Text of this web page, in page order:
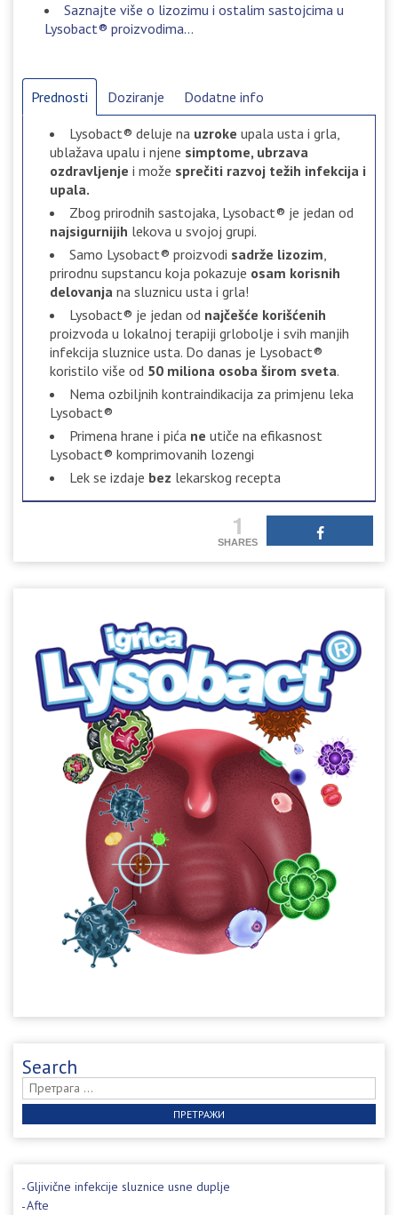
Saznajte više o lizozimu i ostalim sastojcima u
Lysobact® proizvodima...
Prednosti Doziranje Dodatne info
Lysobact® deluje na uzroke upala usta i grla,
ublažava upalu i njene simptome, ubrzava
ozdravljenje i može sprečiti razvoj težih infekcija i
upala.
Zbog prirodnih sastojaka, Lysobact® je jedan od
najsigurnijih lekova u svojoj grupi.
Samo Lysobact® proizvodi sadrže lizozim,
prirodnu supstancu koja pokazuje osam korisnih
delovanja na sluznicu usta i grla!
Lysobact® je jedan od najčešće korišćenih
proizvoda u lokalnoj terapiji grlobolje i svih manjih
infekcija sluznice usta. Do danas je Lysobact®
koristilo više od 50 miliona osoba širom sveta.
Nema ozbiljnih kontraindikacija za primjenu leka
Lysobact®
Primena hrane i pića ne utiče na efikasnost
Lysobact® komprimovanih lozengi
Lek se izdaje bez lekarskog recepta
1
SHARES
Search
Претрага
за:
Gljivične infekcije sluznice usne duplje
Afte